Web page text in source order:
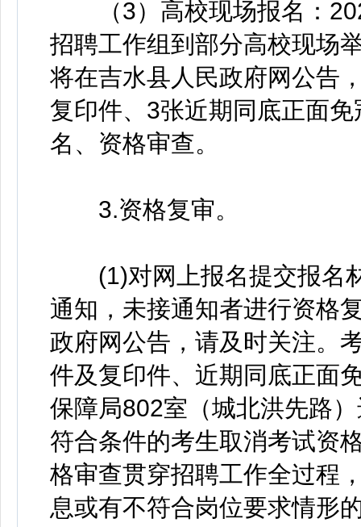
（3）高校现场报名：
招聘工作组到部分高校现场
将在吉水县人民政府网公告
复印件、3张近期同底正面
名、资格审查。
3.资格复审。
(1)对网上报名提交报名
通知，未接通知者进行资格
政府网公告，请及时关注。
件及复印件、近期同底正面
保障局802室（城北洪先路
符合条件的考生取消考试资
格审查贯穿招聘工作全过程
息或有不符合岗位要求情形